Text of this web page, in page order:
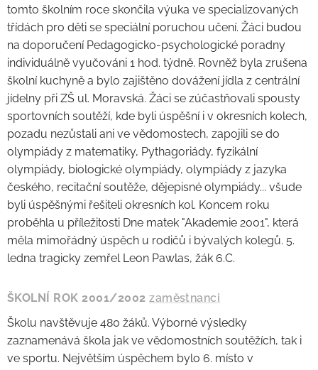
tomto školním roce skončila výuka ve specializovaných
třídách pro děti se speciální poruchou učení. Žáci budou
na doporučení Pedagogicko-psychologické poradny
individuálně vyučováni 1 hod. týdně. Rovněž byla zrušena
školní kuchyně a bylo zajištěno dovážení jídla z centrální
jídelny při ZŠ ul. Moravská. Žáci se zúčastňovali spousty
sportovních soutěží, kde byli úspěšní i v okresních kolech,
pozadu nezůstali ani ve vědomostech, zapojili se do
olympiády z matematiky, Pythagoriády, fyzikální
olympiády, biologické olympiády, olympiády z jazyka
českého, recitační soutěže, dějepisné olympiády... všude
byli úspěšnými řešiteli okresních kol. Koncem roku
proběhla u příležitosti Dne matek "Akademie 2001", která
měla mimořádný úspěch u rodičů i bývalých kolegů. 5.
ledna tragicky zemřel Leon Pawlas, žák 6.C.
ŠKOLNÍ ROK 2001/2002zaměstnanci
Školu navštěvuje 480 žáků. Výborné výsledky
zaznamenává škola jak ve vědomostních soutěžích, tak i
ve sportu. Největším úspěchem bylo 6. místo v